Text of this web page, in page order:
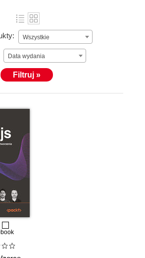
Wszystkie
Data wydania
Filtruj »